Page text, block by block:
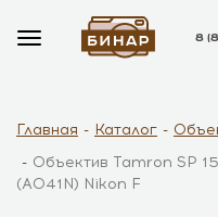
8
Главная Каталог
Объектив Tamron SP
(A041N) Nikon F